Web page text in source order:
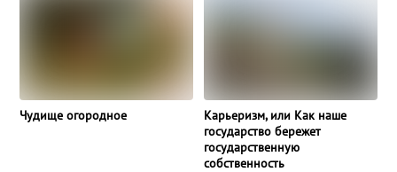
Чудище огородное
Карьеризм, или Как наше
государство бережет
государственную
собственность